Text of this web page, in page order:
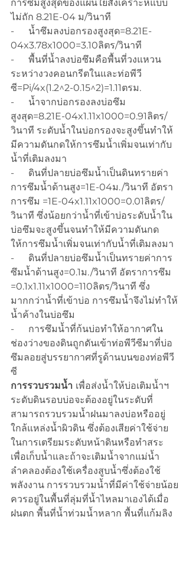
การซึมสูงสุดของแผ่นใยสังเคราะห์แบบ
ไม่ถัก 8.21E-04 ม/วินาที
-      น้ำซึมลงบ่อกรองสูงสุด=8.21E-
04x3.78x1000=3.10ลิตร/วินาที
-      พื้นที่น้ำลงบ่อซึมคือพื้นที่วงแหวน
ระหว่างวงคอนกรีตในและท่อพีวี
ซี=Pi/4x(1.2^2-0.15^2)=1.11ตรม.
-      น้ำจากบ่อกรองลงบ่อซึม
สูงสุด=8.21E-04x1.11x1000=0.91ลิตร/
วินาที ระดับน้ำในบ่อกรองจะสูงขึ้นทำให้
มีความดันกดให้การซึมน้ำเพิ่มจนเท่ากับ
น้ำที่เติมลงมา
-      ดินที่ปลายบ่อซึมน้ำเป็นดินทรายค่า
การซึมน้ำด้านสูง=1E-04ม./วินาที อัตรา
การซึม =1E-04x1.11x1000=0.01ลิตร/
วินาที ซึ่งน้อยกว่าน้ำที่เข้าบ่อระดับน้ำใน
บ่อซึมจะสูงขึ้นจนทำให้มีความดันกด
ให้การซึมน้ำเพิ่มจนเท่ากับน้ำที่เติมลงมา
-      ดินที่ปลายบ่อซึมน้ำเป็นทรายค่าการ
ซึมน้ำด้านสูง=0.1ม./วินาที อัตราการซึม
=0.1x1.11x1000=110ลิตร/วินาที ซึ่ง
มากกว่าน้ำที่เข้าบ่อ การซึมน้ำจึงไม่ทำให้
น้ำค้างในบ่อซึม
-      การซึมน้ำที่ก้นบ่อทำให้อากาศใน
ช่องว่างของดินถูกดันเข้าท่อพีวีซีมาที่บ่อ
ซึมลอยสู่บรรยากาศที่รูด้านบนของท่อพีวี
ซี
การรวบรวมน้ำ เพื่อส่งน้ำให้บ่อเติมน้ำฯ
ระดับดินรอบบ่อจะต้องอยู่ในระดับที่
สามารถรวบรวมน้ำฝนมาลงบ่อหรืออยู่
ใกล้แหล่งน้ำผิวดิน ซึ่งต้องเสียค่าใช้จ่าย
ในการเตรียมระดับหน้าดินหรือทำสระ
เพื่อเก็บน้ำและถ้าจะเติมน้ำจากแม่น้ำ
ลำคลองต้องใช้เครื่องสูบน้ำซึ่งต้องใช้
พลังงาน การรวบรวมน้ำที่มีค่าใช้จ่ายน้อย
ควรอยู่ในพื้นที่ลุ่มที่น้ำไหลมาเองได้เมื่อ
ฝนตก พื้นที่น้ำท่วมน้ำหลาก พื้นที่แก้มลิง